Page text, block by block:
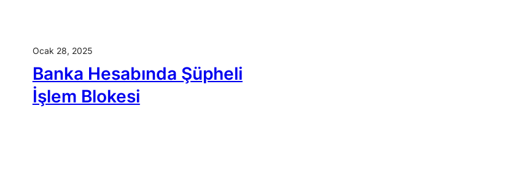
Ocak 28, 2025
Banka Hesabında Şüpheli
İşlem Blokesi